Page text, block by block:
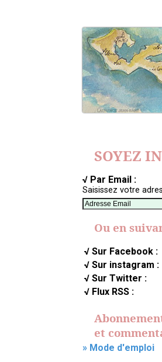
SOYEZ
√ Par Email :
Saisissez votre
Ou en
√ Sur Facebook :
√ Sur instagram :
√ Sur Twitter :
√ Flux RSS :
et
» Mode d'emploi